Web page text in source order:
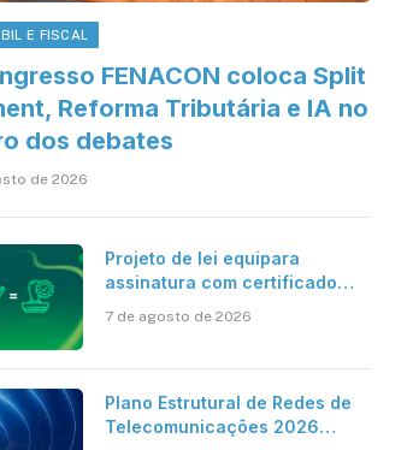
E FISCAL
FENACON coloca Split
Reforma Tributária e IA no
dos debates
de 2026
Projeto de lei equipara
assinatura com certificado
reconhecimento de firma em
7 de agosto de 2026
Plano Estrutural de Redes de
Telecomunicações 2026